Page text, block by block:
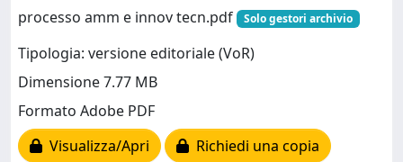
processo amm e innov tecn.pdf
Solo gestori archivio
Tipologia: versione editoriale (VoR)
Dimensione 7.77 MB
Formato Adobe PDF
Visualizza/Apri
Richiedi una copia